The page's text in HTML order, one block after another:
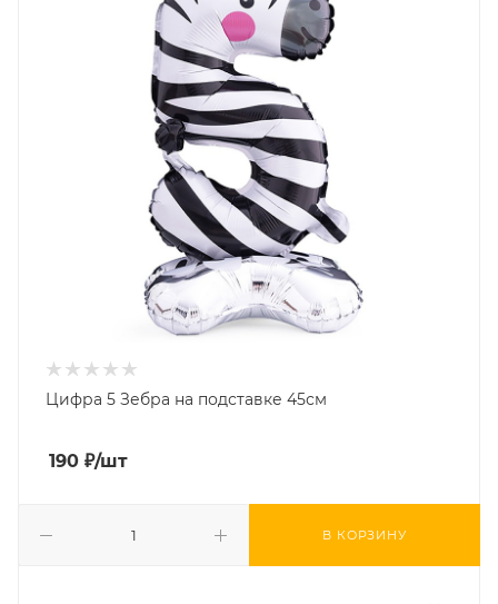
Цифра 5 Зебра на подставке 45см
190 ₽/шт
В КОРЗИНУ